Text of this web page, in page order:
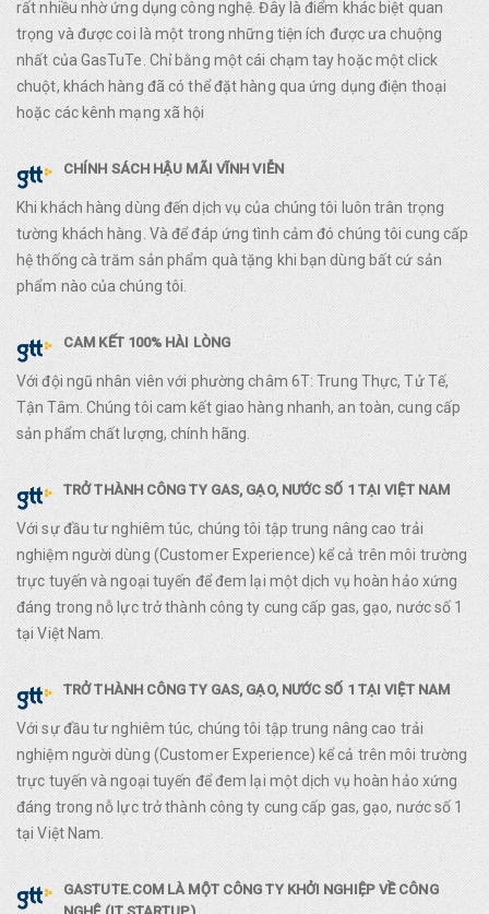
rất nhiều nhờ ứng dụng công nghệ. Đây là điểm khác biệt quan
trọng và được coi là một trong những tiện ích được ưa chuộng
nhất của GasTuTe. Chỉ bằng một cái chạm tay hoặc một click
chuột, khách hàng đã có thể đặt hàng qua ứng dụng điện thoại
hoặc các kênh mạng xã hội
CHÍNH SÁCH HẬU MÃI VĨNH VIỄN
Khi khách hàng dùng đến dịch vụ của chúng tôi luôn trân trọng
tường khách hàng. Và để đáp ứng tình cảm đó chúng tôi cung cấp
hệ thống cà trăm sản phẩm quà tặng khi bạn dùng bất cứ sản
phẩm nào của chúng tôi.
CAM KẾT 100% HÀI LÒNG
Với đội ngũ nhân viên với phường châm 6T: Trung Thực, Tử Tế,
Tận Tâm. Chúng tôi cam kết giao hàng nhanh, an toàn, cung cấp
sản phẩm chất lượng, chính hãng.
TRỞ THÀNH CÔNG TY GAS, GẠO, NƯỚC SỐ 1 TẠI VIỆT NAM
Với sự đầu tư nghiêm túc, chúng tôi tập trung nâng cao trải
nghiệm người dùng (Customer Experience) kể cả trên môi trường
trực tuyến và ngoại tuyến để đem lại một dịch vụ hoàn hảo xứng
đáng trong nỗ lực trở thành công ty cung cấp gas, gạo, nước số 1
tại Việt Nam.
TRỞ THÀNH CÔNG TY GAS, GẠO, NƯỚC SỐ 1 TẠI VIỆT NAM
Với sự đầu tư nghiêm túc, chúng tôi tập trung nâng cao trải
nghiệm người dùng (Customer Experience) kể cả trên môi trường
trực tuyến và ngoại tuyến để đem lại một dịch vụ hoàn hảo xứng
đáng trong nỗ lực trở thành công ty cung cấp gas, gạo, nước số 1
tại Việt Nam.
GASTUTE.COM LÀ MỘT CÔNG TY KHỞI NGHIỆP VỀ CÔNG